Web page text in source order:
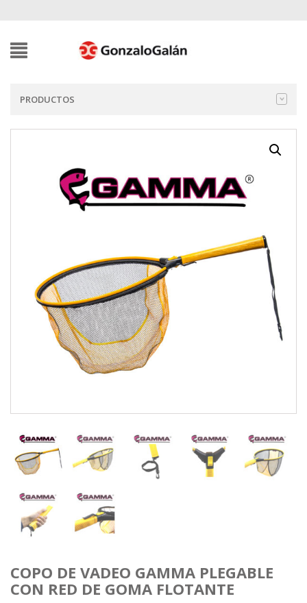
PRODUCTOS
COPO DE VADEO GAMMA PLEGABLE
CON RED DE GOMA FLOTANTE